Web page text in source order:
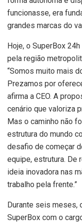
funcionasse, era
grandes marcas do
Hoje, o SuperBox
pela região
“Somos muito mais
Prezamos por
afirma a CEO. A
cenário que valoriza
Mas o caminho não
estrutura do mundo
desafio de começar
equipe, estrutura. De
ideia inovadora nas
trabalho pela frente.”
Durante seis meses,
SuperBox com o